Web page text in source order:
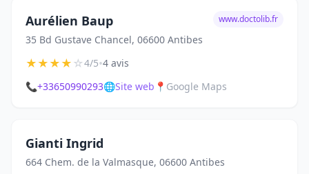
Aurélien Baup
35 Bd Gustave Chancel, 06600 Antibes
www.doctolib.fr
★★★★☆4/5•4 avis
📞+33650990293🌐Site web 📍 Google Maps
Gianti Ingrid
664 Chem. de la Valmasque, 06600 Antibes